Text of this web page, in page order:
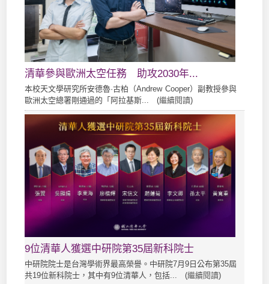
清華參與歐洲太空任務 助攻2030年...
本校天文學研究所安德魯·古柏（Andrew Cooper）副教授參與
歐洲太空總署剛通過的「阿拉基斯... (繼續閱讀)
9位清華人獲選中研院第35屆新科院士
中研院院士是台灣學術界最高榮譽。中研院7月9日公布第35屆
共19位新科院士，其中有9位清華人，包括... (繼續閱讀)